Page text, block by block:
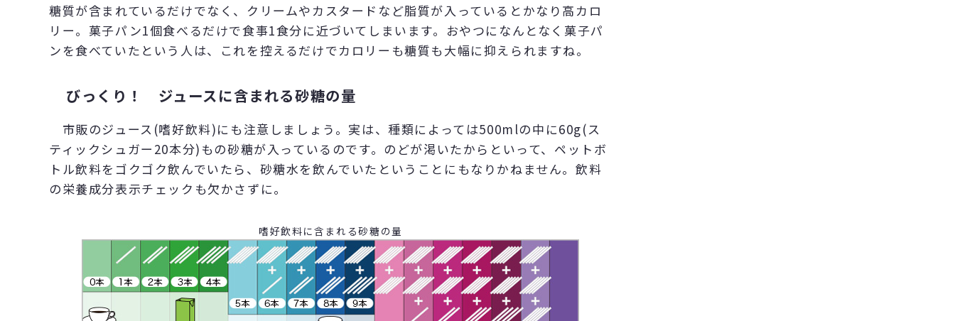
糖質が含まれているだけでなく、クリームやカスタードなど脂質が入っているとかなり高カロ
リー。菓子パン1個食べるだけで食事1食分に近づいてしまいます。おやつになんとなく菓子パ
ンを食べていたという人は、これを控えるだけでカロリーも糖質も大幅に抑えられますね。
びっくり！ ジュースに含まれる砂糖の量
市販のジュース(嗜好飲料)にも注意しましょう。実は、種類によっては500mlの中に60g(ス
ティックシュガー20本分)もの砂糖が入っているのです。のどが渇いたからといって、ペットボ
トル飲料をゴクゴク飲んでいたら、砂糖水を飲んでいたということにもなりかねません。飲料
の栄養成分表示チェックも欠かさずに。
嗜好飲料に含まれる砂糖の量